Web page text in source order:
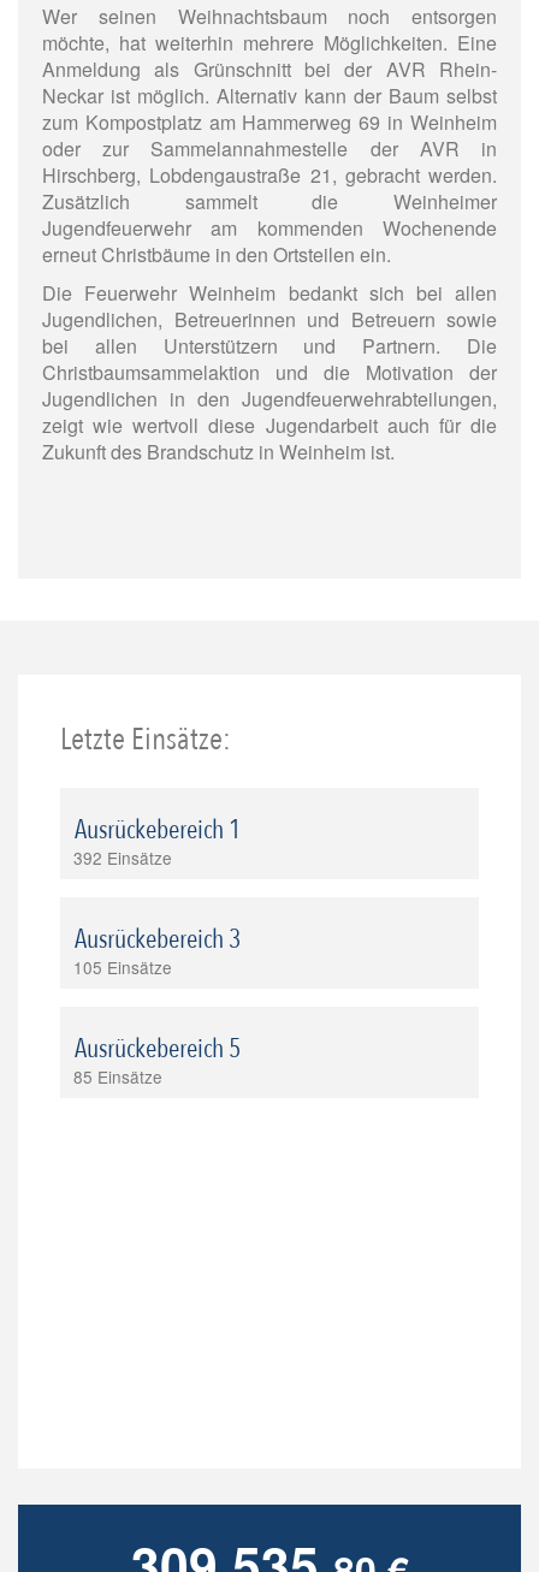
Wer seinen Weihnachtsbaum noch entsorgen
möchte, hat weiterhin mehrere Möglichkeiten. Eine
Anmeldung als Grünschnitt bei der AVR Rhein-
Neckar ist möglich. Alternativ kann der Baum selbst
zum Kompostplatz am Hammerweg 69 in Weinheim
oder zur Sammelannahmestelle der AVR in
Hirschberg, Lobdengaustraße 21, gebracht werden.
Zusätzlich sammelt die Weinheimer
Jugendfeuerwehr am kommenden Wochenende
erneut Christbäume in den Ortsteilen ein.
Die Feuerwehr Weinheim bedankt sich bei allen
Jugendlichen, Betreuerinnen und Betreuern sowie
bei allen Unterstützern und Partnern. Die
Christbaumsammelaktion und die Motivation der
Jugendlichen in den Jugendfeuerwehrabteilungen,
zeigt wie wertvoll diese Jugendarbeit auch für die
Zukunft des Brandschutz in Weinheim ist.
Letzte Einsätze:
Ausrückebereich 1
392 Einsätze
Ausrückebereich 3
105 Einsätze
Ausrückebereich 5
85 Einsätze